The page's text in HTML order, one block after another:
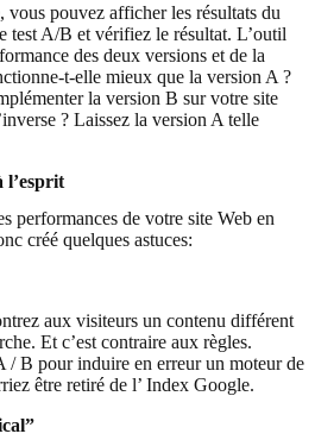
pouvez afficher les résultats du
test A/B et vérifiez le résultat. L’outil
des deux versions et de la
t-elle mieux que la version A ?
la version B sur votre site
? Laissez la version A telle
l’esprit
performances de votre site Web en
créé quelques astuces:
aux visiteurs un contenu différent
Et c’est contraire aux règles.
/ B pour induire en erreur un moteur de
être retiré de l’ Index Google.